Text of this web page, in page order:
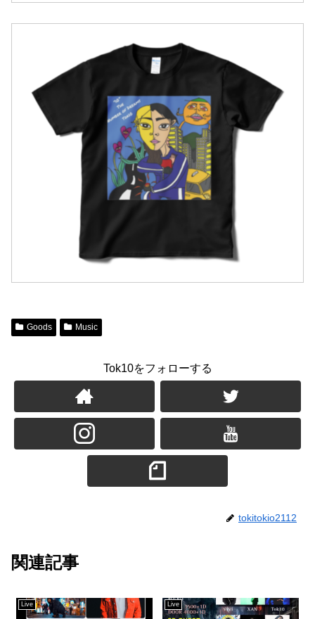
Goods Music
Tok10をフォローする
tokitokio2112
関連記事
Live Live